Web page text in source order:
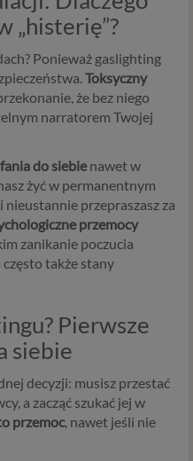
„histerię”?
Ponieważ gaslighting
Toksyczny
że bez niego
narratorem Twojej
do siebienawet w
żyć w permanentnym
nieustannie przepraszasz za
przemocy
zanikanie poczucia
często także stany
Pierwsze
siebie
decyzji: musisz przestać
a zacząć szukać jej w
przemoc, nawet jeśli nie